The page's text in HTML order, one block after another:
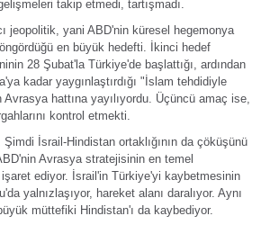
takip etmedi, tartışmadı.
jeopolitik, yani ABD'nin küresel hegemonya
en büyük hedefti. İkinci hedef
28 Şubat'la Türkiye'de başlattığı, ardından
kadar yaygınlaştırdığı "İslam tehdidiyle
hattına yayılıyordu. Üçüncü amaç ise,
kontrol etmekti.
İsrail-Hindistan ortaklığının da çöküşünü
Avrasya stratejisinin en temel
işaret ediyor. İsrail'in Türkiye'yi kaybetmesinin
yalnızlaşıyor, hareket alanı daralıyor. Aynı
müttefiki Hindistan'ı da kaybediyor.